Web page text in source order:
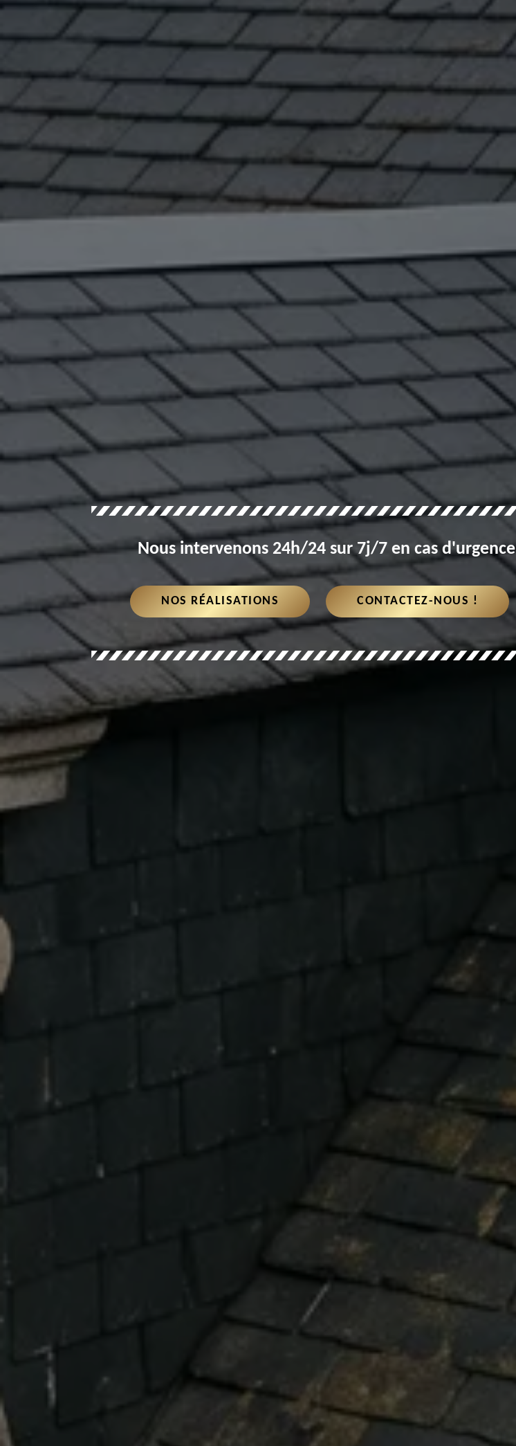
Nous intervenons 24h/24 sur 7j/7 en cas d'urgence
NOS RÉALISATIONS CONTACTEZ-NOUS !